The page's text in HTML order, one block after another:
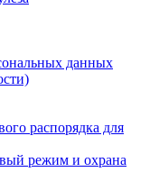
данных
распорядка для
режим и охрана